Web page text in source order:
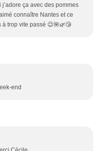
ça avec des pommes
connaître Nantes et ce
trop vite passé 😉🌺🌿😘
end